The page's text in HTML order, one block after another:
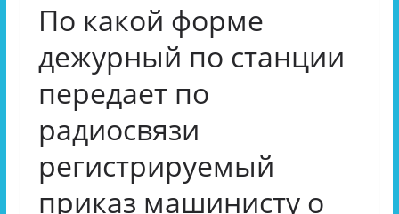
По какой форме
дежурный по станции
передает по
радиосвязи
регистрируемый
приказ машинисту о